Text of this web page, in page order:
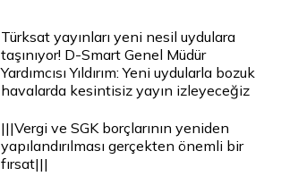
Türksat yayınları yeni nesil uydulara
taşınıyor! D-Smart Genel Müdür
Yardımcısı Yıldırım: Yeni uydularla bozuk
havalarda kesintisiz yayın izleyeceğiz
|||Vergi ve SGK borçlarının yeniden
yapılandırılması gerçekten önemli bir
fırsat|||